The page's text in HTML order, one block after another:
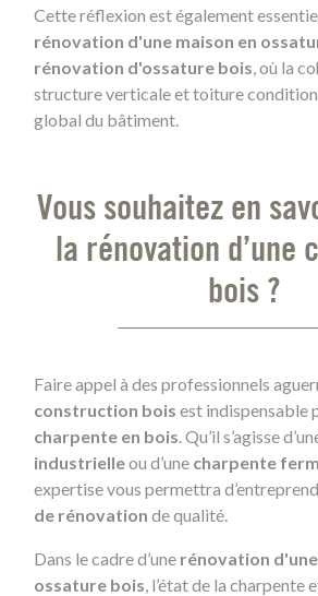
Cette réflexion est également
rénovation d'une maison en
rénovation d'ossature bois, où la
structure verticale et toiture
global du bâtiment.
Vous souhaitez en
la rénovation d’une
bois ?
Faire appel à des professionnels
construction bois est indispensable
charpente en bois. Qu’il s’agisse
industrielleou d’une charpente
expertise vous permettra
de rénovation de qualité.
Dans le cadre d’une rénovation
ossature bois, l’état de la charpente